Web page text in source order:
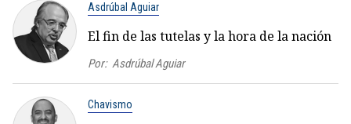
Asdrúbal Aguiar
El fin de las tutelas y la hora de la nación
Por: Asdrúbal Aguiar
Chavismo